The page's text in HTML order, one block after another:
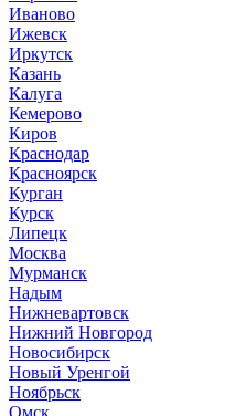
Иваново
Ижевск
Иркутск
Казань
Калуга
Кемерово
Киров
Краснодар
Красноярск
Курган
Курск
Липецк
Москва
Мурманск
Надым
Нижневартовск
Нижний Новгород
Новосибирск
Новый Уренгой
Ноябрьск
Омск